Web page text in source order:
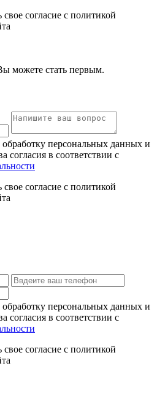
согласие с политикой
можете стать первым.
персональных данных и
согласия в соответствии с
согласие с политикой
обработку персональных данных и
согласия в соответствии с
согласие с политикой